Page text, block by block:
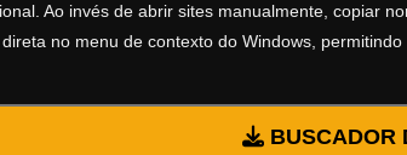
Ao invés de abrir sites manualmente, copiar
direta no menu de contexto do Windows,
BUSCADOR